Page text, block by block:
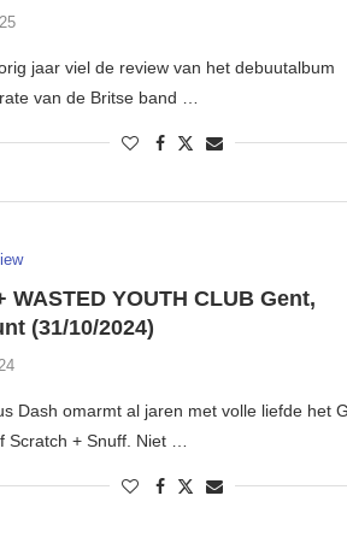
jaar viel de review van het debuutalbum
van de Britse band …
WASTED YOUTH CLUB Gent,
(31/10/2024)
Dash omarmt al jaren met volle liefde het
Scratch + Snuff. Niet …